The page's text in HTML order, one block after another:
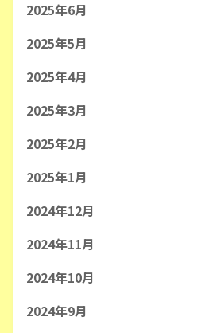
2025年6月
2025年5月
2025年4月
2025年3月
2025年2月
2025年1月
2024年12月
2024年11月
2024年10月
2024年9月